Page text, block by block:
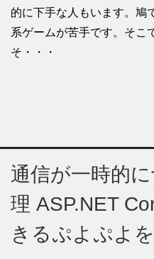
的に下手な人もいます。鳩
系ゲームが苦手です。そこ
そ・・・
通信が一時的
理 ASP.NET
きるぷよぷよ